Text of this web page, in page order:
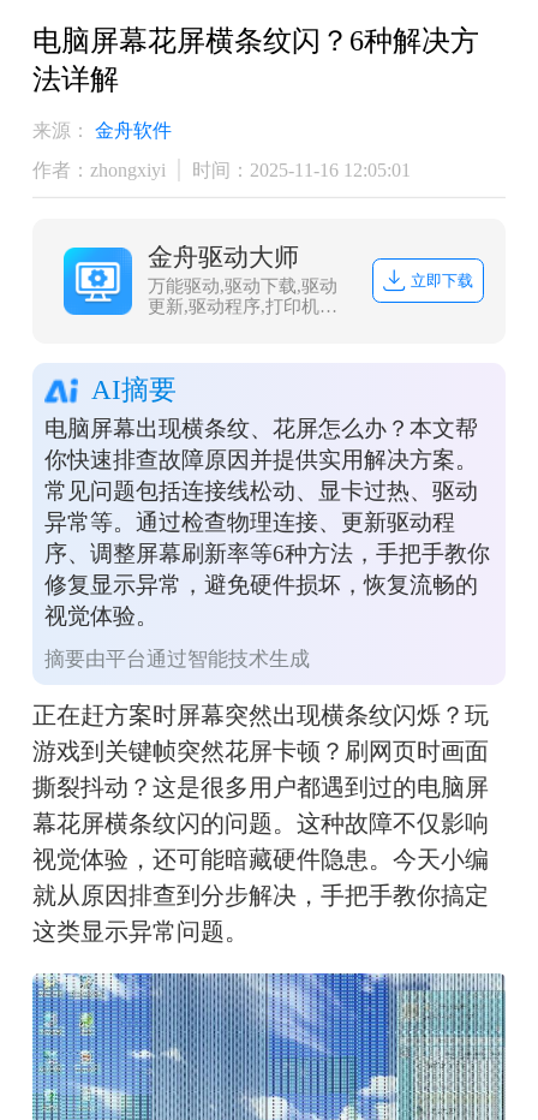
电脑屏幕花屏横条纹闪？6种解决方
法详解
来源：
金舟软件
作者：zhongxiyi
时间：2025-11-16 12:05:01
金舟驱动大师
万能驱动,驱动下载,驱动
更新,驱动程序,打印机驱
立即下载
AI摘要
电脑屏幕出现横条纹、花屏怎么办？本文帮
你快速排查故障原因并提供实用解决方案。
常见问题包括连接线松动、显卡过热、驱动
异常等。通过检查物理连接、更新驱动程
序、调整屏幕刷新率等6种方法，手把手教你
修复显示异常，避免硬件损坏，恢复流畅的
视觉体验。
摘要由平台通过智能技术生成
正在赶方案时屏幕突然出现横条纹闪烁？玩
游戏到关键帧突然花屏卡顿？刷网页时画面
撕裂抖动？这是很多用户都遇到过的电脑屏
幕花屏横条纹闪的问题。这种故障不仅影响
视觉体验，还可能暗藏硬件隐患。今天小编
就从原因排查到分步解决，手把手教你搞定
这类显示异常问题。